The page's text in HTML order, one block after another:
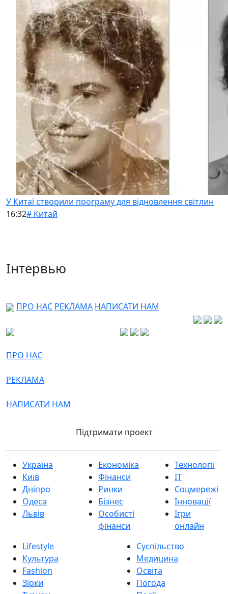
У Китаї створили програму для відновлення світлин
16:32# Китай
Інтервью
ПРО НАС РЕКЛАМА НАПИСАТИ НАМ
ПРО НАС
РЕКЛАМА
НАПИСАТИ НАМ
Підтримати проект
Україна
Київ
Дніпро
Одеса
Львів
Економіка
Фінанси
Ринки
Бізнес
Особисті
фінанси
Технології
IT
Соцмережі
Інновації
Ігри
онлайн
Lifestyle
Культура
Fashion
Зірки
Суспільство
Медицина
Освіта
Погода